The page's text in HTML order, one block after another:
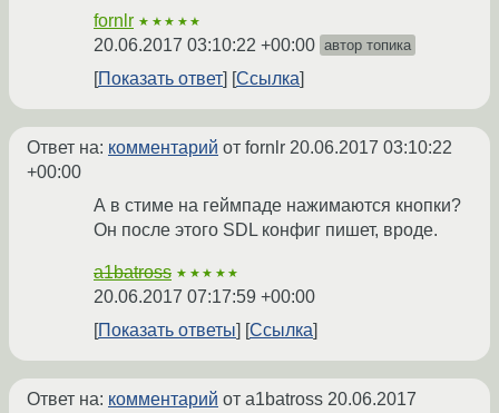
fornlr ★★★★★
20.06.2017 03:10:22 +00:00 автор топика
Показать ответ Ссылка
Ответ на: комментарий от fornlr 20.06.2017 03:10:22
+00:00
А в стиме на геймпаде нажимаются кнопки?
Он после этого SDL конфиг пишет, вроде.
a1batross ★★★★★
20.06.2017 07:17:59 +00:00
Показать ответы
Ссылка
Ответ на: комментарий от a1batross 20.06.2017